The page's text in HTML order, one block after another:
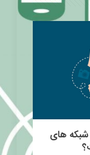
شبکه های